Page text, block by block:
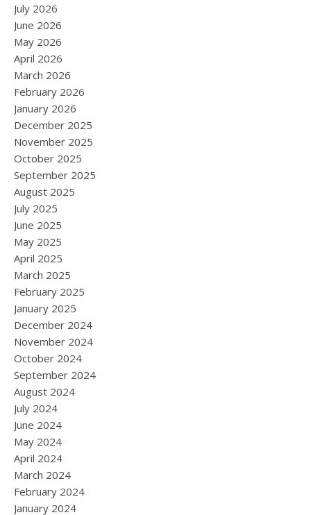
July 2026
June 2026
May 2026
April 2026
March 2026
February 2026
January 2026
December 2025
November 2025
October 2025
September 2025
August 2025
July 2025
June 2025
May 2025
April 2025
March 2025
February 2025
January 2025
December 2024
November 2024
October 2024
September 2024
August 2024
July 2024
June 2024
May 2024
April 2024
March 2024
February 2024
January 2024